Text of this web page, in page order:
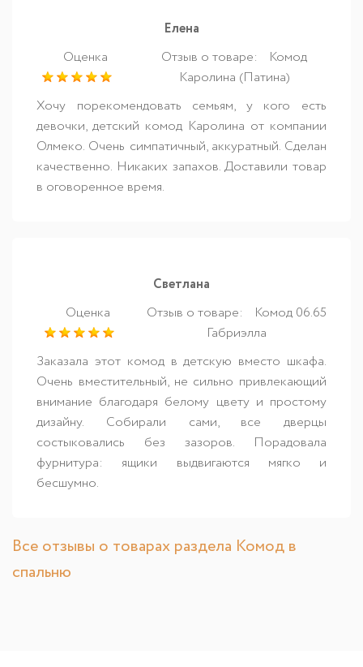
Елена
Оценка
Отзыв о товаре:
Комод
Каролина (Патина)
Хочу порекомендовать семьям, у кого есть
девочки, детский комод Каролина от компании
Олмеко. Очень симпатичный, аккуратный. Сделан
качественно. Никаких запахов. Доставили товар
в оговоренное время.
Светлана
Оценка
Отзыв о товаре:
Комод 06.65
Габриэлла
Заказала этот комод в детскую вместо шкафа.
Очень вместительный, не сильно привлекающий
внимание благодаря белому цвету и простому
дизайну. Собирали сами, все дверцы
состыковались без зазоров. Порадовала
фурнитура: ящики выдвигаются мягко и
бесшумно.
Все отзывы о товарах раздела Комод в
спальню